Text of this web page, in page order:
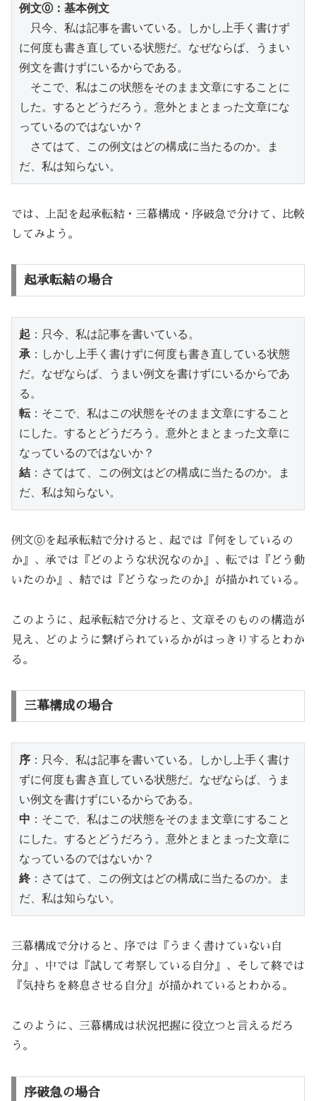
例文⓪：基本例文
只今、私は記事を書いている。しかし上手く書けず
に何度も書き直している状態だ。なぜならば、うまい
例文を書けずにいるからである。
そこで、私はこの状態をそのまま文章にすることに
した。するとどうだろう。意外とまとまった文章にな
っているのではないか？
さてはて、この例文はどの構成に当たるのか。ま
だ、私は知らない。
では、上記を起承転結・三幕構成・序破急で分けて、比較
してみよう。
起承転結の場合
起 ：只今、私は記事を書いている。
承：しかし上手く書けずに何度も書き直している状態
だ。なぜならば、うまい例文を書けずにいるからであ
る。
転：そこで、私はこの状態をそのまま文章にすること
にした。するとどうだろう。意外とまとまった文章に
なっているのではないか？
結 ：さてはて、この例文はどの構成に当たるのか。ま
だ、私は知らない。
例文⓪を起承転結で分けると、起では『何をしているの
か』、承では『どのような状況なのか』、転では『どう動
いたのか』、結では『どうなったのか』が描かれている。
このように、起承転結で分けると、文章そのものの構造が
見え、どのように繋げられているかがはっきりするとわか
る。
三幕構成の場合
序 ：只今、私は記事を書いている。しかし上手く書け
ずに何度も書き直している状態だ。なぜならば、うま
い例文を書けずにいるからである。
中 ：そこで、私はこの状態をそのまま文章にすること
にした。するとどうだろう。意外とまとまった文章に
なっているのではないか？
終 ：さてはて、この例文はどの構成に当たるのか。ま
だ、私は知らない。
三幕構成で分けると、序では『うまく書けていない自
分』、中では『試して考察している自分』、そして終では
『気持ちを終息させる自分』が描かれているとわかる。
このように、三幕構成は状況把握に役立つと言えるだろ
う。
序破急の場合